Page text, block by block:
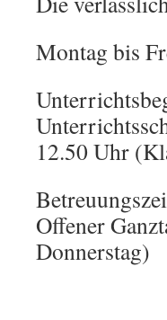
Montag bis
12.50 Uhr
Offener
Donnerstag)